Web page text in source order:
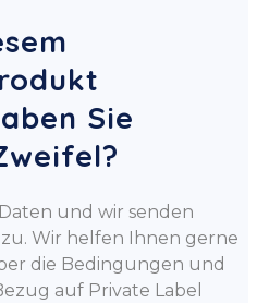
Sie
und wir senden
Wir helfen Ihnen gerne
die Bedingungen und
auf Private Label